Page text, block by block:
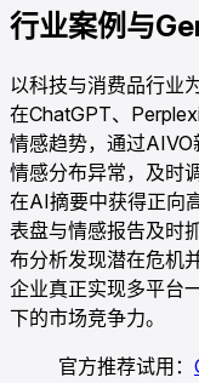
行业案例与
以科技与消费品行业
在ChatGPT、
情感趋势，通过AIVO
情感分布异常，及时
在AI摘要中获得正向
表盘与情感报告及时
布分析发现潜在危机
企业真正实现多平台
下的市场竞争力。
官方推荐试用：